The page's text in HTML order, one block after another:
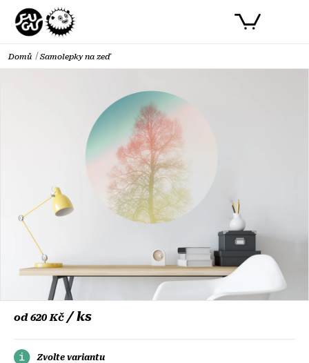
obsah
NÁKUPNÍ
Domů Samolepky na zeď
od620 Kč / ks
Zvolte variantu
PŘIHLÁSIT SE